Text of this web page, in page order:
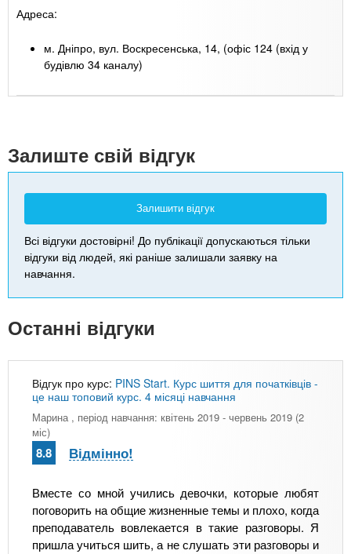
Адреса:
м. Дніпро, вул. Воскресенська, 14, (офіс 124 (вхід у
будівлю 34 каналу)
Залиште свій відгук
Залишити відгук
Всі відгуки достовірні! До публікації допускаються тільки
відгуки від людей, які раніше залишали заявку на
навчання.
Останні відгуки
Відгук про курс: PINS Start. Курс шиття для початківців -
це наш топовий курс. 4 місяці навчання
Марина, період навчання: квітень 2019 - червень 2019 (2
міс)
Вместе со мной учились девочки, которые любят
поговорить на общие жизненные темы и плохо, когда
преподаватель вовлекается в такие разговоры. Я
пришла учиться шить, а не слушать эти разговоры и
8.8 Відмінно!